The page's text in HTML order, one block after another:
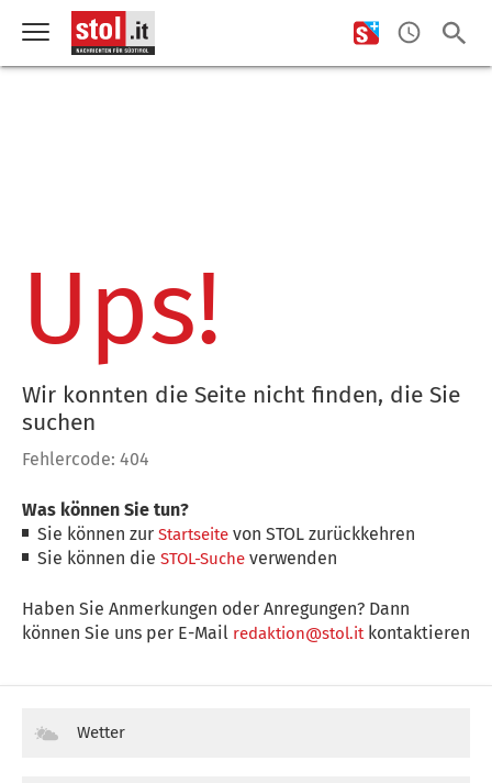
Ups!
Wir konnten die Seite nicht finden, die Sie
suchen
Fehlercode: 404
Was können Sie tun?
Sie können zurStartseite von STOL zurückkehren
Sie können dieSTOL-Suche verwenden
Haben Sie Anmerkungen oder Anregungen? Dann
können Sie uns per E-Mail redaktion@stol.itkontaktieren
Wetter